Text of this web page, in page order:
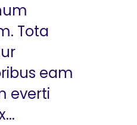
Tota
eam
everti